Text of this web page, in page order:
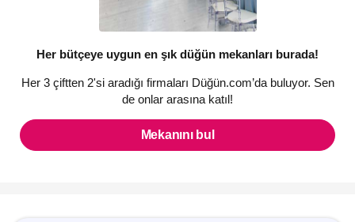
Her bütçeye uygun en şık düğün mekanları burada!
Her 3 çiftten 2'si aradığı firmaları Düğün.com’da buluyor. Sen
de onlar arasına katıl!
Mekanını bul